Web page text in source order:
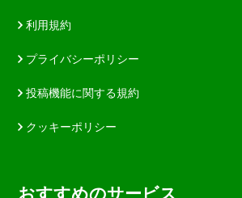
利用規約
プライバシーポリシー
投稿機能に関する規約
クッキーポリシー
おすすめのサービス